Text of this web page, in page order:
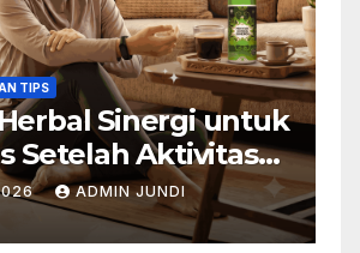
TIPS
Sinergi untuk
Setelah Aktivitas
ADMIN JUNDI